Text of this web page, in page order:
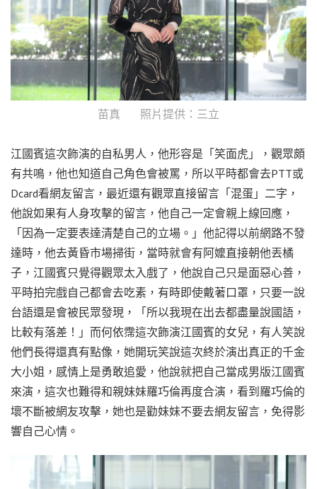
苗真 照片提供：三立
江國賓這次飾演的自私男人，他形容是「笑面虎」，觀眾頗
有共鳴，他也知道自己角色會被罵，所以平時都會去PTT或
Dcard看網友留言，最近還有觀眾直接留言「混蛋」二字，
他說如果有人身攻擊的留言，他自己一定會親上線回應，
「因為一定要表達清楚自己的立場。」他記得以前網路不發
達時，他去黃昏市場掃街，當時就會有阿嬤直接朝他丟橘
子，江國賓只覺得觀眾太入戲了，他說自己只是面惡心善，
平時拍完戲自己都會去吃素，有時即使戴著口罩，只要一說
台語還是會被民眾發現，「所以我現在出去都盡量說國語，
比較有落差！」而何依霈這次飾演江國賓的女兒，有人笑說
他們長得還真有點像，她開玩笑說這次終於演出真正的千金
大小姐，感情上是勇敢追愛，他說就把自己當成男版江國賓
來演，這次也難得和親妹妹羅巧倫再度合演，看到羅巧倫的
壞不斷被網友攻擊，她也是勸妹妹不要去網友留言，免得影
響自己心情。